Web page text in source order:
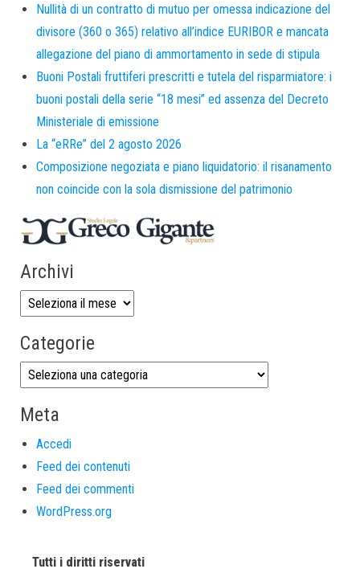
Nullità di un contratto di mutuo per omessa indicazione del
divisore (360 o 365) relativo all’indice EURIBOR e mancata
allegazione del piano di ammortamento in sede di stipula
Buoni Postali fruttiferi prescritti e tutela del risparmiatore: i
buoni postali della serie “18 mesi” ed assenza del Decreto
Ministeriale di emissione
La “eRRe” del 2 agosto 2026
Composizione negoziata e piano liquidatorio: il risanamento
non coincide con la sola dismissione del patrimonio
Archivi
Categorie
Meta
Accedi
Feed dei contenuti
Feed dei commenti
WordPress.org
Tutti i diritti riservati